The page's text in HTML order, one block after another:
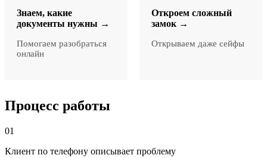
Знаем, какие
документы нужны →
Помогаем разобраться
онлайн
Откроем сложный
замок →
Открываем даже сейфы
Процесс работы
01
Клиент по телефону описывает проблему